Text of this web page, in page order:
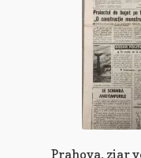
Prahova, ziar